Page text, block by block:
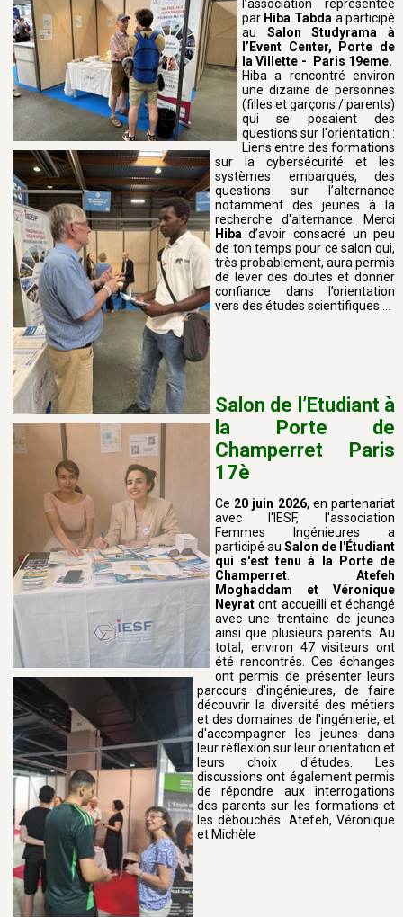
l’association représentée
par Hiba Tabda a participé
au Salon Studyrama à
l’Event Center, Porte de
la Villette - Paris 19eme.
Hiba a rencontré environ
une dizaine de personnes
(filles et garçons / parents)
qui se posaient des
questions sur l'orientation :
Liens entre des formations
sur la cybersécurité et les
systèmes embarqués, des
questions sur l’alternance
notamment des jeunes à la
recherche d'alternance. Merci
Hibad’avoir consacré un peu
de ton temps pour ce salon qui,
très probablement, aura permis
de lever des doutes et donner
confiance dans l’orientation
vers des études scientifiques….
Salon de l’Etudiant à
la Porte de
Champerret Paris
17è
Ce 20 juin 2026, en partenariat
avec l'IESF, l'association
Femmes Ingénieures a
participé au Salon de l'Étudiant
qui s'est tenu à la Porte de
Champerret.Atefeh
Moghaddam et Véronique
Neyratont accueilli et échangé
avec une trentaine de jeunes
ainsi que plusieurs parents. Au
total, environ 47 visiteurs ont
été rencontrés. Ces échanges
ont permis de présenter leurs
parcours d'ingénieures, de faire
découvrir la diversité des métiers
et des domaines de l'ingénierie, et
d'accompagner les jeunes dans
leur réflexion sur leur orientation et
leurs choix d'études. Les
discussions ont également permis
de répondre aux interrogations
des parents sur les formations et
les débouchés. Atefeh, Véronique
et Michèle